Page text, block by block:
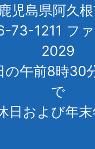
児島県阿久
73-1211 フ
2029
の午前8時30
で
日および年